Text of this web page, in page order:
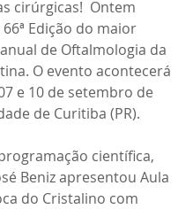
cirúrgicas!  Ontem
Edição do maior
de Oftalmologia da
O evento acontecerá
e 10 de setembro de
de Curitiba (PR).
científica,
Beniz apresentou Aula
do Cristalino com